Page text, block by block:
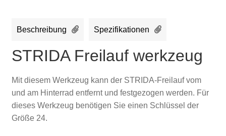
Beschreibung Spezifikationen
STRIDA Freilauf werkzeug
Mit diesem Werkzeug kann der STRIDA-Freilauf vom
und am Hinterrad entfernt und festgezogen werden. Für
dieses Werkzeug benötigen Sie einen Schlüssel der
Größe 24.